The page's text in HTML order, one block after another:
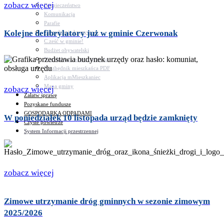
Bezpieczeństwo
Komunikacja
Parafie
Zarządzanie kryzysowe
C.ześć w gminie!
Budżet obywatelski
Nieodpłatna pomoc prawna
Niezbędnik mieszkańca PDF
Aplikacja mMieszkaniec
Mapa gminy
Załatw sprawę
Pozyskane fundusze
GOSPODARKA ODPADAMI
Czyste powietrze
System Informacji przestrzennej
zobacz więcej
Kolejne defibrylatory już w gminie Czerwonak
zobacz więcej
W poniedziałek 10 listopada urząd będzie zamknięty
zobacz więcej
Zimowe utrzymanie dróg gminnych w sezonie zimowym
2025/2026